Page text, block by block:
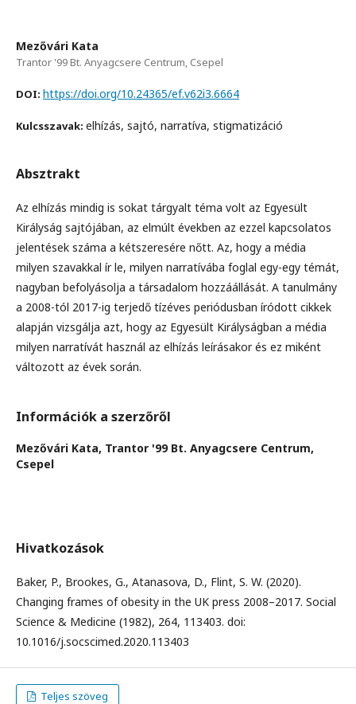
Mezővári Kata
Trantor '99 Bt. Anyagcsere Centrum, Csepel
DOI: https://doi.org/10.24365/ef.v62i3.6664
Kulcsszavak: elhízás, sajtó, narratíva, stigmatizáció
Absztrakt
Az elhízás mindig is sokat tárgyalt téma volt az Egyesült
Királyság sajtójában, az elmúlt években az ezzel kapcsolatos
jelentések száma a kétszeresére nőtt. Az, hogy a média
milyen szavakkal ír le, milyen narratívába foglal egy-egy témát,
nagyban befolyásolja a társadalom hozzáállását. A tanulmány
a 2008-tól 2017-ig terjedő tízéves periódusban íródott cikkek
alapján vizsgálja azt, hogy az Egyesült Királyságban a média
milyen narratívát használ az elhízás leírásakor és ez miként
változott az évek során.
Információk a szerzőről
Mezővári Kata, Trantor '99 Bt. Anyagcsere Centrum,
Csepel
Hivatkozások
Baker, P., Brookes, G., Atanasova, D., Flint, S. W. (2020).
Changing frames of obesity in the UK press 2008–2017. Social
Science & Medicine (1982), 264, 113403. doi:
10.1016/j.socscimed.2020.113403
Teljes szöveg